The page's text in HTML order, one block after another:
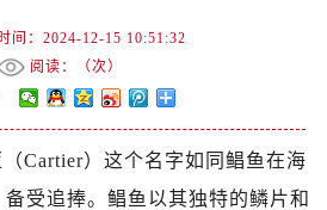
间：2024-12-15 10:51:32
阅读：（次）
Cartier）这个名字如同鲳鱼在海
受追捧。鲳鱼以其独特的鳞片和